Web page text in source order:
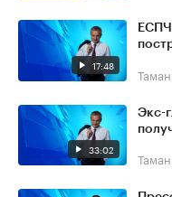
17:48
33:02
Экс-